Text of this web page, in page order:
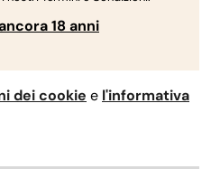
18 anni
dei cookie e l'informativa